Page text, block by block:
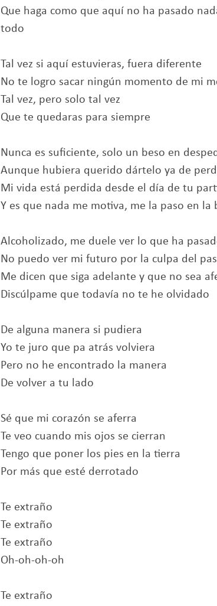
Que haga como que aquí no ha pasado
todo
Tal vez si aquí estuvieras, fuera diferente
No te logro sacar ningún momento de mi
Tal vez, pero solo tal vez
Que te quedaras para siempre
Nunca es suficiente, solo un beso en
Aunque hubiera querido dártelo ya de
Mi vida está perdida desde el día de tu
Y es que nada me motiva, me la paso en la
Alcoholizado, me duele ver lo que ha
No puedo ver mi futuro por la culpa del
Me dicen que siga adelante y que no sea
Discúlpame que todavía no te he olvidado
De alguna manera si pudiera
Yo te juro que pa atrás volviera
Pero no he encontrado la manera
De volver a tu lado
Sé que mi corazón se aferra
Te veo cuando mis ojos se cierran
Tengo que poner los pies en la tierra
Por más que esté derrotado
Te extraño
Te extraño
Te extraño
Oh-oh-oh-oh
Te extraño